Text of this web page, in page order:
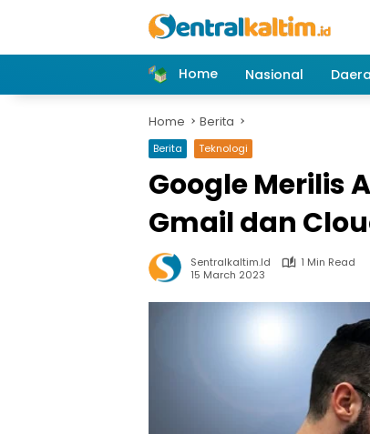
Home
Nasional
Home Berita
Berita Teknologi
Google Merilis
Gmail dan
Sentralkaltim.id
1 Min Read
15 March 2023